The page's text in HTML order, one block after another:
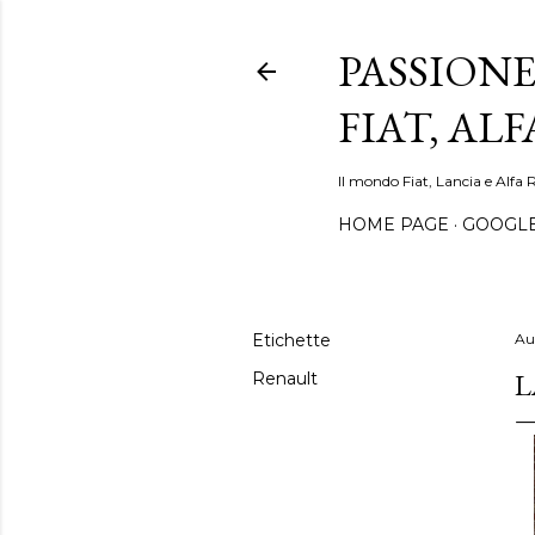
FIAT,
Il mondo Fiat, Lancia e
HOME PAGE
Etichette
Renault